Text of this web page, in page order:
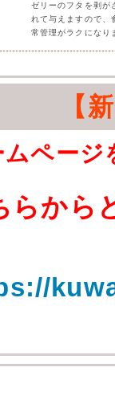
ゼリーのフタを剥が
れて与えますので、
常管理がラクになり
【
ムページ
らから